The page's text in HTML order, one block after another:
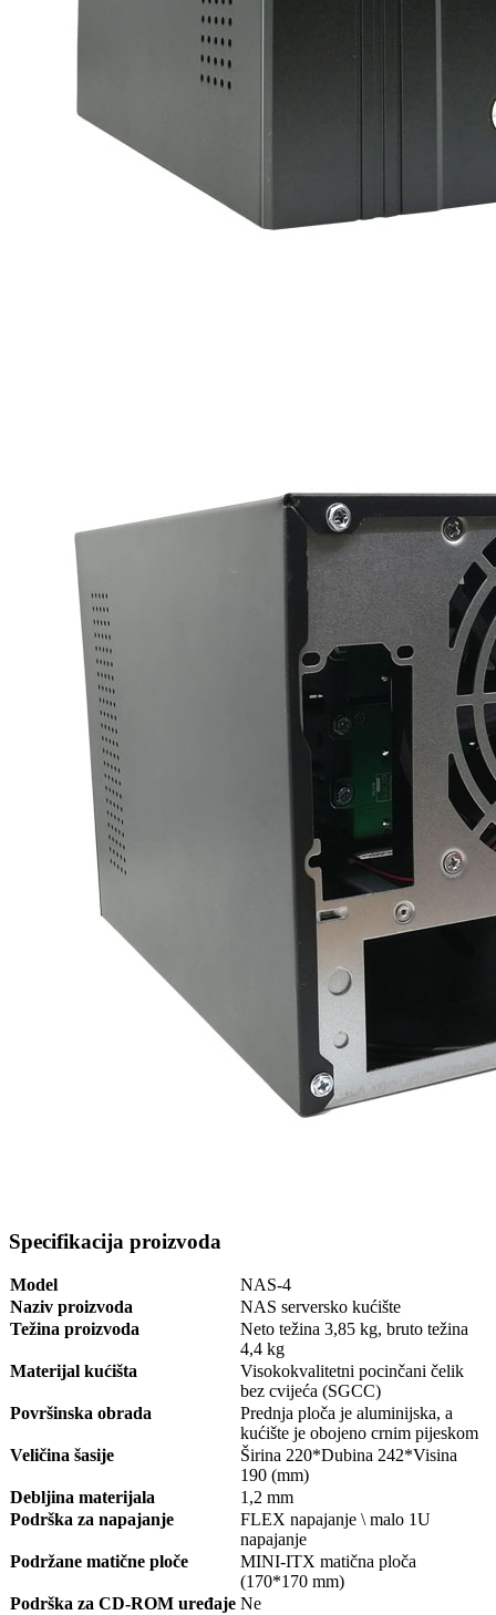
Specifikacija proizvoda
Model
NAS-4
Naziv proizvoda
NAS serversko kućište
Težina proizvoda
Neto težina 3,85 kg, bruto težina
4,4 kg
Materijal kućišta
Visokokvalitetni pocinčani čelik
bez cvijeća (SGCC)
Površinska obrada
Prednja ploča je aluminijska, a
kućište je obojeno crnim pijeskom
Veličina šasije
Širina 220*Dubina 242*Visina
190 (mm)
Debljina materijala
1,2 mm
Podrška za napajanje
FLEX napajanje \ malo 1U
napajanje
Podržane matične ploče
MINI-ITX matična ploča
(170*170 mm)
Podrška za CD-ROM uređaje Ne